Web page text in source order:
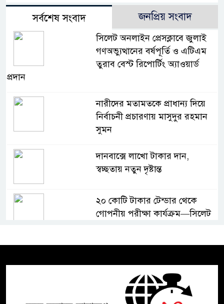
সর্বশেষ সংবাদ জনপ্রিয় সংবাদ
সিলেট অনলাইন প্রেসক্লাবে জুলাই
গণঅভ্যুত্থানের বর্ষপূর্তি ও এটিএম
তুরাব বেস্ট রিপোর্টিং অ্যাওয়ার্ড
প্রদান
নারীদের মতামতকে প্রাধান্য দিয়ে
নির্বাচনী প্রচারণায় মাসুদুর রহমান
সুমন
দানবাক্সে লাখো টাকার দান,
স্বচ্ছতায় নতুন দৃষ্টান্ত
২০ কোটি টাকার টেন্ডার থেকে
গোপনীয় পরীক্ষা কার্যক্রম—সিলেট
সিলেটে চিকিৎসকের কিশোর ছেলের
ঝুলন্ত মরদেহ উদ্ধার